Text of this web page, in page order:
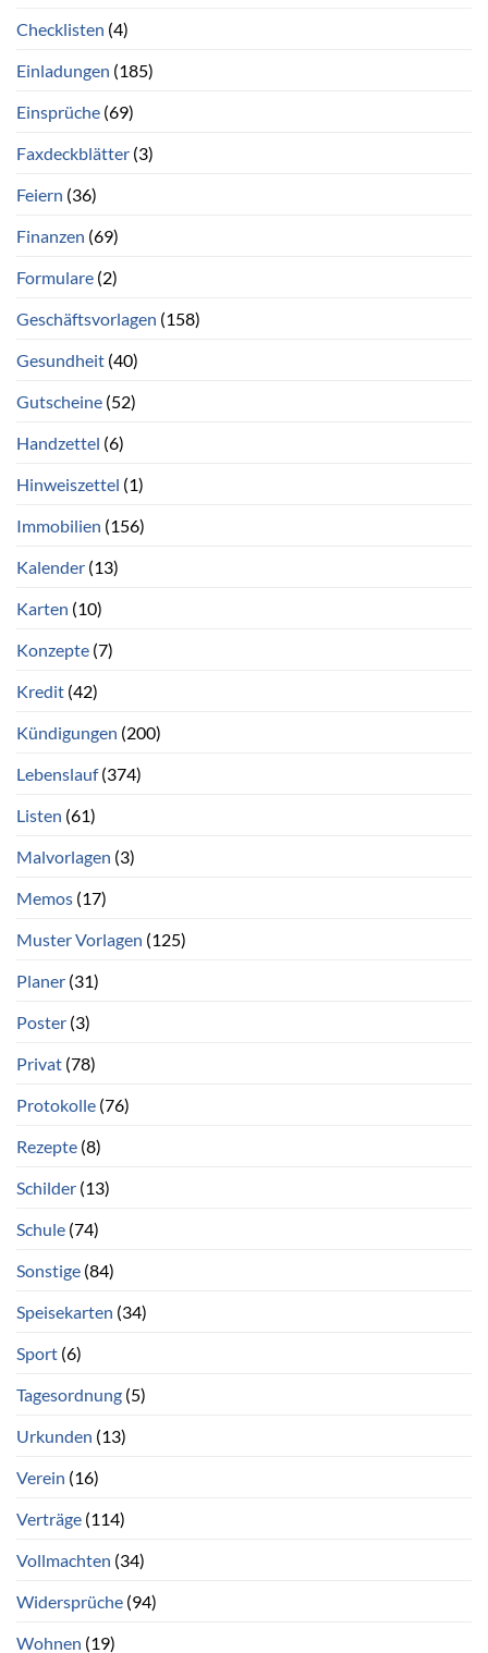
Checklisten (4)
Einladungen (185)
Einsprüche (69)
Faxdeckblätter (3)
Feiern (36)
Finanzen (69)
Formulare (2)
Geschäftsvorlagen (158)
Gesundheit (40)
Gutscheine (52)
Handzettel (6)
Hinweiszettel (1)
Immobilien (156)
Kalender (13)
Karten (10)
Konzepte (7)
Kredit (42)
Kündigungen (200)
Lebenslauf(374)
Listen (61)
Malvorlagen (3)
Memos (17)
Muster Vorlagen (125)
Planer (31)
Poster (3)
Privat (78)
Protokolle (76)
Rezepte (8)
Schilder (13)
Schule (74)
Sonstige (84)
Speisekarten (34)
Sport (6)
Tagesordnung (5)
Urkunden (13)
Verein (16)
Verträge (114)
Vollmachten (34)
Widersprüche (94)
Wohnen (19)